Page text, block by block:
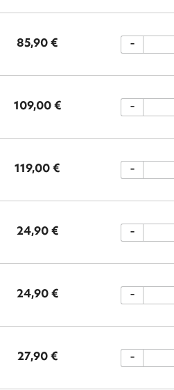
85,90 € -
109,00 € -
119,00 € -
24,90 € -
24,90 € -
27,90 € -